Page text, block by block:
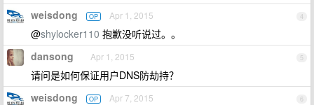
4
weisdong OP Apr 1, 2015
@shylocker110 抱歉没听说过。。
5
dansong Apr 1, 2015
请问是如何保证用户DNS防劫持？
6
weisdong OP Apr 7, 2015